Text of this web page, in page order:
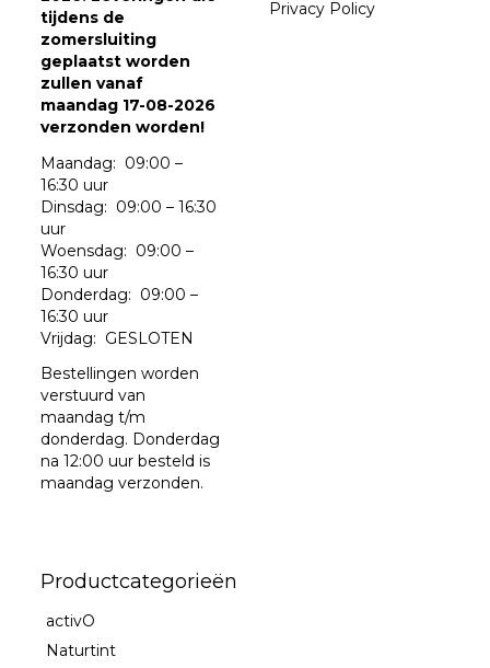
tijdens de
zomersluiting
geplaatst worden
zullen vanaf
maandag 17-08-2026
verzonden worden!
Maandag: 09:00 –
16:30 uur
Dinsdag: 09:00 – 16:30
uur
Woensdag: 09:00 –
16:30 uur
Donderdag: 09:00 –
16:30 uur
Vrijdag: GESLOTEN
Bestellingen worden
verstuurd van
maandag t/m
donderdag. Donderdag
na 12:00 uur besteld is
maandag verzonden.
Privacy Policy
Productcategorieën
activO
Naturtint